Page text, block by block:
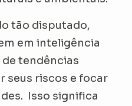
tão disputado,
em inteligência
de tendências
seus riscos e focar
Isso significa